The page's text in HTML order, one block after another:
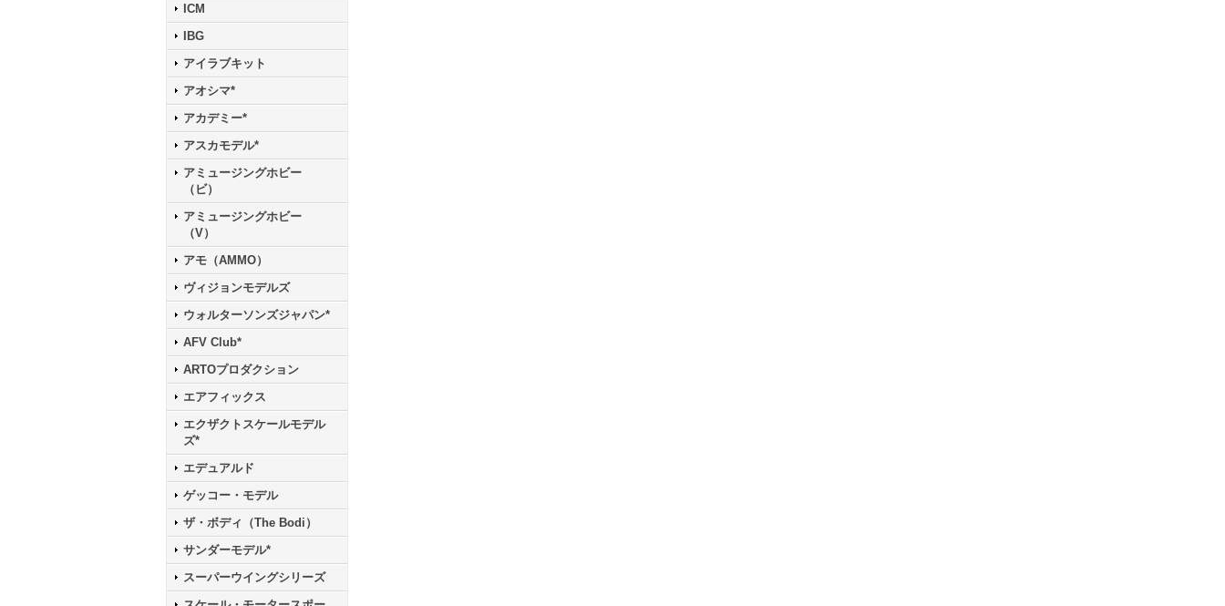
ICM
IBG
アイラブキット
アオシマ*
アカデミー*
アスカモデル*
アミュージングホビー
（ビ）
アミュージングホビー
（V）
アモ（AMMO）
ヴィジョンモデルズ
ウォルターソンズジャパン*
AFV Club*
ARTOプロダクション
エアフィックス
エクザクトスケールモデル
ズ*
エデュアルド
ゲッコー・モデル
ザ・ボディ（The Bodi）
サンダーモデル*
スーパーウイングシリーズ